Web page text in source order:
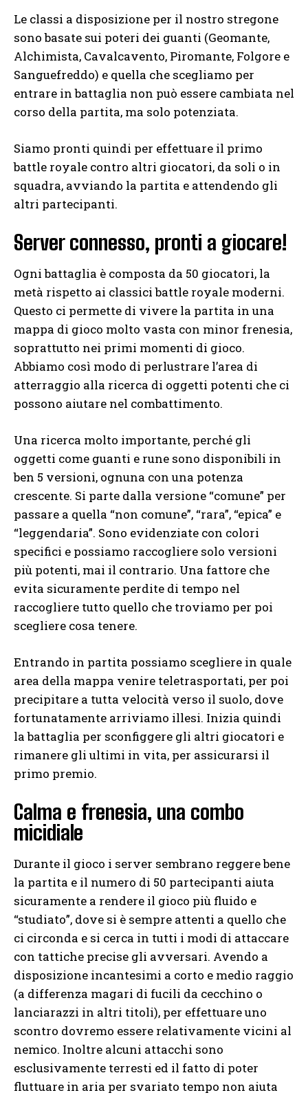
Le classi a disposizione per il nostro stregone
sono basate sui poteri dei guanti (Geomante,
Alchimista, Cavalcavento, Piromante, Folgore e
Sanguefreddo) e quella che scegliamo per
entrare in battaglia non può essere cambiata nel
corso della partita, ma solo potenziata.
Siamo pronti quindi per effettuare il primo
battle royale contro altri giocatori, da soli o in
squadra, avviando la partita e attendendo gli
altri partecipanti.
Server connesso, pronti a giocare!
Ogni battaglia è composta da 50 giocatori, la
metà rispetto ai classici battle royale moderni.
Questo ci permette di vivere la partita in una
mappa di gioco molto vasta con minor frenesia,
soprattutto nei primi momenti di gioco.
Abbiamo così modo di perlustrare l’area di
atterraggio alla ricerca di oggetti potenti che ci
possono aiutare nel combattimento.
Una ricerca molto importante, perché gli
oggetti come guanti e rune sono disponibili in
ben 5 versioni, ognuna con una potenza
crescente. Si parte dalla versione “comune” per
passare a quella “non comune”, “rara”, “epica” e
“leggendaria”. Sono evidenziate con colori
specifici e possiamo raccogliere solo versioni
più potenti, mai il contrario. Una fattore che
evita sicuramente perdite di tempo nel
raccogliere tutto quello che troviamo per poi
scegliere cosa tenere.
Entrando in partita possiamo scegliere in quale
area della mappa venire teletrasportati, per poi
precipitare a tutta velocità verso il suolo, dove
fortunatamente arriviamo illesi. Inizia quindi
la battaglia per sconfiggere gli altri giocatori e
rimanere gli ultimi in vita, per assicurarsi il
primo premio.
Calma e frenesia, una combo
micidiale
Durante il gioco i server sembrano reggere bene
la partita e il numero di 50 partecipanti aiuta
sicuramente a rendere il gioco più fluido e
“studiato”, dove si è sempre attenti a quello che
ci circonda e si cerca in tutti i modi di attaccare
con tattiche precise gli avversari. Avendo a
disposizione incantesimi a corto e medio raggio
(a differenza magari di fucili da cecchino o
lanciarazzi in altri titoli), per effettuare uno
scontro dovremo essere relativamente vicini al
nemico. Inoltre alcuni attacchi sono
esclusivamente terresti ed il fatto di poter
fluttuare in aria per svariato tempo non aiuta